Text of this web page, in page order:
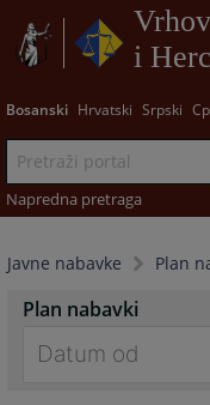
i
Bosanski Hrvatski Srpski
Napredna pretraga
Javne nabavke Plan
Plan nabavki